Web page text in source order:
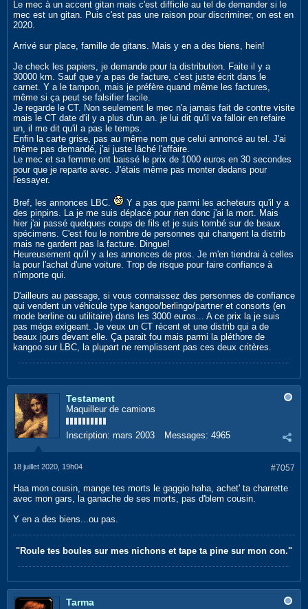
Le mec à un accent gitan mais c'est difficile au tel de demander si le
mec est un gitan. Puis c'est pas une raison pour discriminer, on est en
2020.
Arrivé sur place, famille de gitans. Mais y en a des biens, hein!
Je check les papiers, je demande pour la distribution. Faite il y a
30000 km. Sauf que y a pas de facture, c'est juste écrit dans le
carnet. Y a le tampon, mais je préfère quand même les factures,
même si ça peut se falsifier facile.
Je regarde le CT. Non seulement le mec n'a jamais fait de contre visite
mais le CT date d'il y a plus d'un an. je lui dit qu'il va falloir en refaire
un, il me dit qu'il a pas le temps.
Enfin la carte grise, pas au même nom que celui annoncé au tel. J'ai
même pas demandé, j'ai juste lâché l'affaire.
Le mec et sa femme ont baissé le prix de 1000 euros en 30 secondes
pour que je reparte avec. J'étais même pas monter dedans pour
l'essayer.
Bref, les annonces LBC.
Y a pas que parmi les acheteurs qu'il y a
des pinpins. La je me suis déplacé pour rien donc j'ai la mort. Mais
hier j'ai passé quelques coups de fils et je suis tombé sur de beaux
spécimens. C'est fou le nombre de personnes qui changent la distrib
mais ne gardent pas la facture. Dingue!
Heureusement qu'il y a les annonces de pros. Je m'en tiendrai à celles
la pour l'achat d'une voiture. Trop de risque pour faire confiance à
n'importe qui.
D'ailleurs au passage, si vous connaissez des personnes de confiance
qui vendent un véhicule type kangoo/berlingo/partner et consorts (en
mode berline ou utilitaire) dans les 3000 euros... A ce prix la je suis
pas méga exigeant. Je veux un CT récent et une distrib qui a de
beaux jours devant elle. Ça parait fou mais parmi la pléthore de
kangoo sur LBC, la plupart ne remplissent pas ces deux critères.
Testament
Maquilleur de camions
Inscription: mars 2003 Messages: 4965
#7057
18 juillet 2020, 19h04
Haa mon cousin, mange tes morts le gaggio haha, achet' ta charrette
avec mon gars, la ganache de ses morts, pas d'blem cousin.
Y en a des biens...ou pas.
"Roule tes boules sur mes nichons et tape ta pine sur mon con."
Tarma